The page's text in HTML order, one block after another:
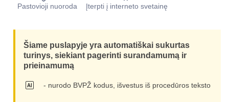
Pastovioji nuoroda Įterpti į interneto svetainę
Šiame puslapyje yra automatiškai sukurtas
turinys, siekiant pagerinti surandamumą ir
prieinamumą
- nurodo BVPŽ kodus, išvestus iš procedūros teksto